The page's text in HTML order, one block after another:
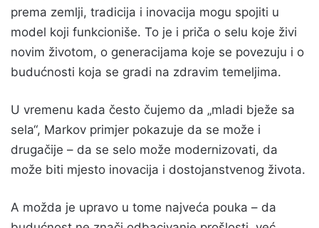
prema zemlji, tradicija i inovacija mogu spojiti u
model koji funkcioniše. To je i priča o selu koje živi
novim životom, o generacijama koje se povezuju i o
budućnosti koja se gradi na zdravim temeljima.
U vremenu kada često čujemo da „mladi bježe sa
sela“, Markov primjer pokazuje da se može i
drugačije – da se selo može modernizovati, da
može biti mjesto inovacija i dostojanstvenog života.
A možda je upravo u tome najveća pouka – da